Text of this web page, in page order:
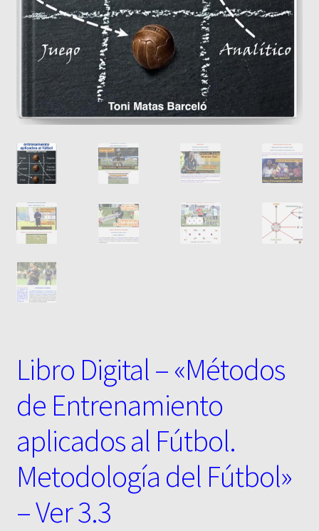
Libro Digital – «Métodos
de Entrenamiento
aplicados al Fútbol.
Metodología del Fútbol»
– Ver 3.3